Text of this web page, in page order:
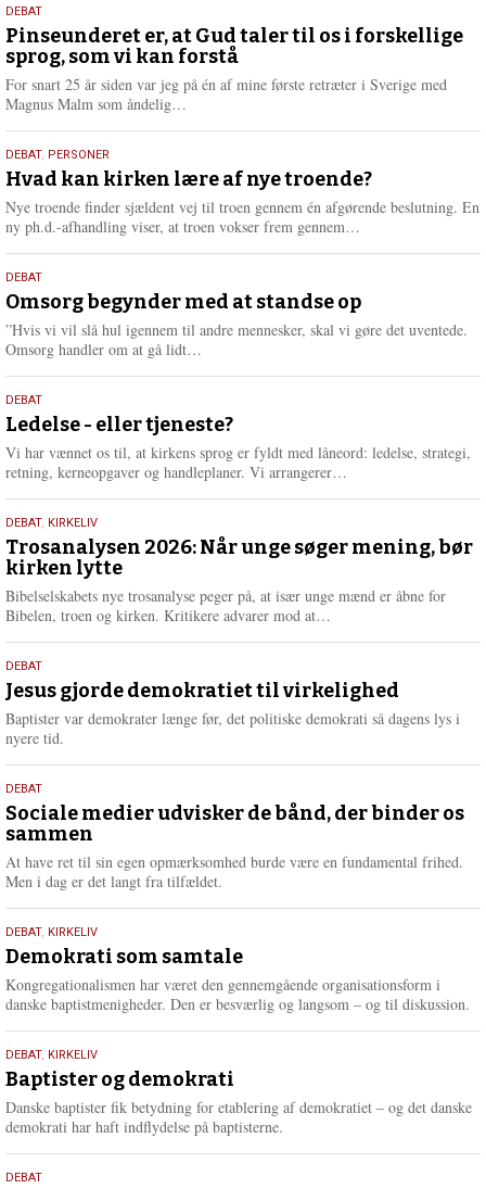
5.
august
2026
DEBAT
Pinseunderet er, at Gud taler til os i forskellige
sprog, som vi kan forstå
For snart 25 år siden var jeg på én af mine første retræter i Sverige med
Magnus Malm som åndelig…
e
r
e
25.
juli
2026
DEBAT, PERSONER
Hvad kan kirken lære af nye troende?
Nye troende finder sjældent vej til troen gennem én afgørende beslutning. En
ny ph.d.-afhandling viser, at troen vokser frem gennem…
e
r
e
9.
juli
2026
DEBAT
Omsorg begynder med at standse op
”Hvis vi vil slå hul igennem til andre mennesker, skal vi gøre det uventede.
Omsorg handler om at gå lidt…
e
r
e
10.
juni
2026
DEBAT
Ledelse - eller tjeneste?
Vi har vænnet os til, at kirkens sprog er fyldt med låneord: ledelse, strategi,
retning, kerneopgaver og handleplaner. Vi arrangerer…
e
2.
juni
2026
DEBAT, KIRKELIV
Trosanalysen 2026: Når unge søger mening, bør
kirken lytte
Bibelselskabets nye trosanalyse peger på, at især unge mænd er åbne for
Bibelen, troen og kirken. Kritikere advarer mod at…
e
r
18.
maj
2026
DEBAT
Jesus gjorde demokratiet til virkelighed
Baptister var demokrater længe før, det politiske demokrati så dagens lys i
nyere tid.
18.
maj
2026
DEBAT
Sociale medier udvisker de bånd, der binder os
sammen
At have ret til sin egen opmærksomhed burde være en fundamental frihed.
Men i dag er det langt fra tilfældet.
18.
maj
2026
DEBAT, KIRKELIV
Demokrati som samtale
Kongregationalismen har været den gennemgående organisationsform i
danske baptistmenigheder. Den er besværlig og langsom – og til diskussion.
18.
maj
2026
DEBAT, KIRKELIV
Baptister og demokrati
Danske baptister fik betydning for etablering af demokratiet – og det danske
demokrati har haft indflydelse på baptisterne.
18.
DEBAT